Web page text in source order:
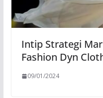
Intip Strategi
Fashion Dyn
09/01/2024